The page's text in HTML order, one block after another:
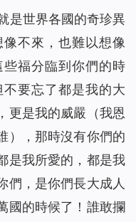
是世界各國的奇珍異
不來，也難以想像
福分臨到你們的時
要忘了都是我的大
更是我的威嚴（我恩
），那時沒有你們的
是我所愛的，都是我
們，是你們長大成人
國的時候了！誰敢攔